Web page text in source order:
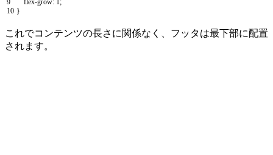
9
10
flex-grow: 1;
}
これでコンテンツの長さに関係なく、フッタは最下部に配置
されます。